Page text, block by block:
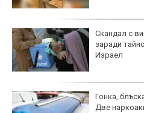
Скандал с
заради
Израел
Гонка,
Две